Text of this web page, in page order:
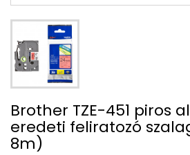
Brother TZE-451 piros
eredeti feliratozó
8m)